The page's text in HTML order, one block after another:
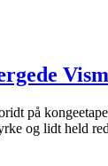
på
og lidt held